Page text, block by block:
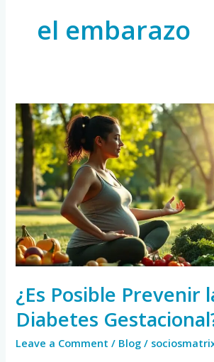
el embarazo
¿Es Posible Prevenir
Diabetes
Leave a Comment / Blog /
¿Es
Posible
Prevenir
la
Diabetes
Gestacional?